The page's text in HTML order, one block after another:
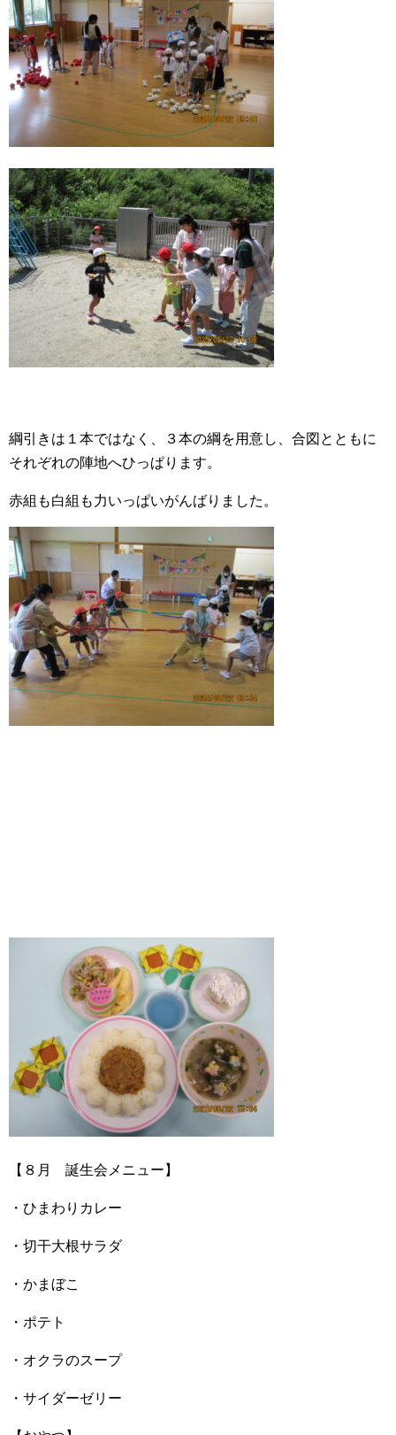
綱引きは１本ではなく、３本の綱を用意し、合図とともに
それぞれの陣地へひっぱります。
赤組も白組も力いっぱいがんばりました。
【８月 誕生会メニュー】
・ひまわりカレー
・切干大根サラダ
・かまぼこ
・ポテト
・オクラのスープ
・サイダーゼリー